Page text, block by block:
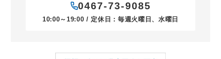
0467-73-9085
10:00～19:00 / 定休日：毎週火曜日、水曜日